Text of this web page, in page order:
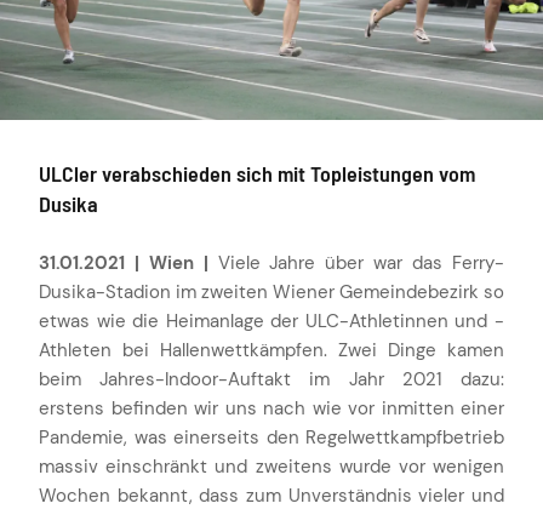
ULCler verabschieden sich mit Topleistungen vom
Dusika
31.01.2021 | Wien | Viele Jahre über war das Ferry-
Dusika-Stadion im zweiten Wiener Gemeindebezirk so
etwas wie die Heimanlage der ULC-Athletinnen und -
Athleten bei Hallenwettkämpfen. Zwei Dinge kamen
beim Jahres-Indoor-Auftakt im Jahr 2021 dazu:
erstens befinden wir uns nach wie vor inmitten einer
Pandemie, was einerseits den Regelwettkampfbetrieb
massiv einschränkt und zweitens wurde vor wenigen
Wochen bekannt, dass zum Unverständnis vieler und